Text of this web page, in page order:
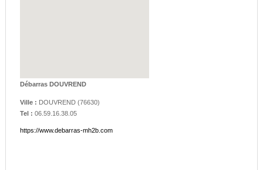
Débarras DOUVREND
Ville : DOUVREND(76630)
Tel : 06.59.16.38.05
https://www.debarras-mh2b.com